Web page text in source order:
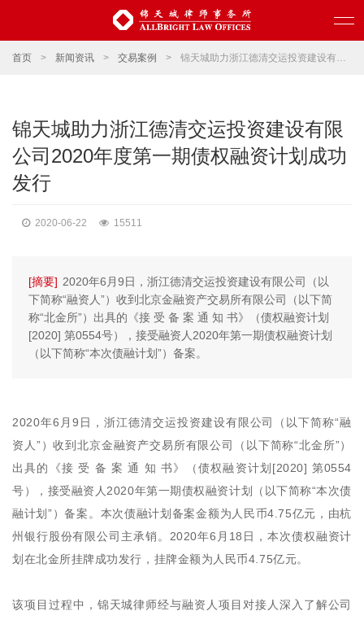
首页 > 新闻资讯 > 交易案例 > 锦天城助力浙江德清交运投资建设有限公司2020年度第一期债权融资计划成功发行
锦天城助力浙江德清交运投资建设有限
公司2020年度第一期债权融资计划成功
发行
2020-06-22 15511
[摘要] 2020年6月9日，浙江德清交运投资建设有限公司（以
下简称“融资人”）收到北京金融资产交易所有限公司（以下简
称“北金所”）出具的《接 受 备 案 通 知 书》（债权融资计划
[2020] 第0554号），接受融资人2020年第一期债权融资计划
（以下简称“本次债融计划”）备案。
2020年6月9日，浙江德清交运投资建设有限公司（以下简称“融
资人”）收到北京金融资产交易所有限公司（以下简称“北金所”）
出具的《接 受 备 案 通 知 书》（债权融资计划[2020] 第0554
号），接受融资人2020年第一期债权融资计划（以下简称“本次债
融计划”）备案。本次债融计划备案金额为人民币4.75亿元，由杭
州银行股份有限公司主承销。2020年6月18日，本次债权融资计
划在北金所挂牌成功发行，挂牌金额为人民币4.75亿元。
该项目过程中，锦天城律师经与融资人项目对接人深入了解公司